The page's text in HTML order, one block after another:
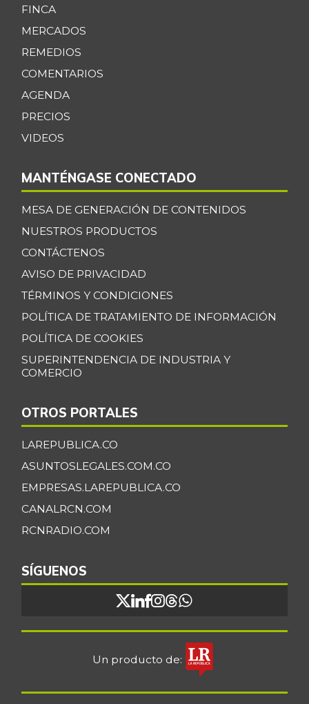
FINCA
MERCADOS
REMEDIOS
COMENTARIOS
AGENDA
PRECIOS
VIDEOS
MANTÉNGASE CONECTADO
MESA DE GENERACIÓN DE CONTENIDOS
NUESTROS PRODUCTOS
CONTÁCTENOS
AVISO DE PRIVACIDAD
TÉRMINOS Y CONDICIONES
POLÍTICA DE TRATAMIENTO DE INFORMACIÓN
POLÍTICA DE COOKIES
SUPERINTENDENCIA DE INDUSTRIA Y
COMERCIO
OTROS PORTALES
LAREPUBLICA.CO
ASUNTOSLEGALES.COM.CO
EMPRESAS.LAREPUBLICA.CO
CANALRCN.COM
RCNRADIO.COM
SÍGUENOS
Un producto de: